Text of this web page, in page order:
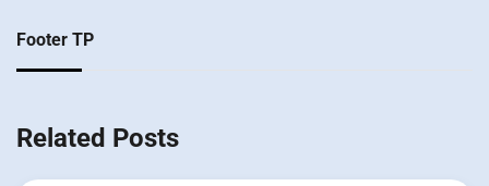
Footer TP
Related Posts